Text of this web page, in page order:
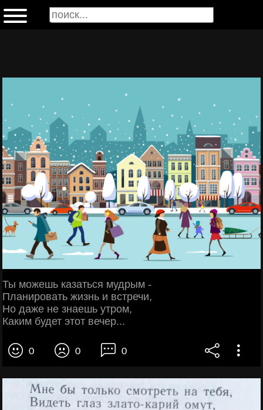
Ты можешь казаться мудрым -
Планировать жизнь и встречи,
Но даже не знаешь утром,
Каким будет этот вечер...
0 0 0